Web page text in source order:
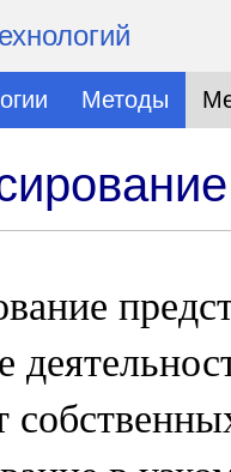
Методы